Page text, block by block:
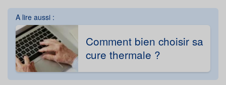
A lire aussi :
Comment bien choisir sa
cure thermale ?